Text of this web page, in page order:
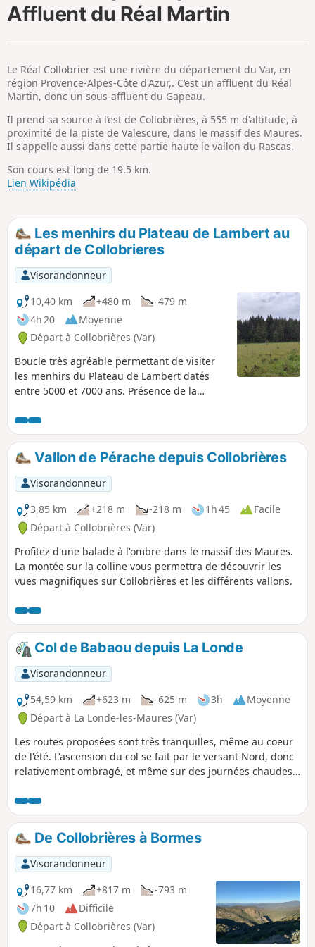
Affluent du Réal Martin
Le Réal Collobrier est une rivière du département du Var, en
région Provence-Alpes-Côte d'Azur,. C’est un affluent du Réal
Martin, donc un sous-affluent du Gapeau.
Il prend sa source à l’est de Collobrières, à 555 m d'altitude, à
proximité de la piste de Valescure, dans le massif des Maures.
Il s'appelle aussi dans cette partie haute le vallon du Rascas.
Son cours est long de 19.5 km.
Lien Wikipédia
Les menhirs du Plateau de Lambert au
départ de Collobrieres
Visorandonneur
10,40 km
+480 m
-479 m
4h 20
Moyenne
Départ à Collobrières (Var)
Boucle très agréable permettant de visiter
les menhirs du Plateau de Lambert datés
entre 5000 et 7000 ans. Présence de la
maison forestière. Cette souche de
châtaignier presque millénaire est attribuée
à Madame de Sévigné qui venait à la ferme
du Plateau Lambert se ressourcer et se
reposer aux pieds des châtaigniers. Celui-ci
a brûlé dans les années 1980.
Vallon de Pérache depuis Collobrières
Visorandonneur
3,85 km
+218 m -218 m 1h 45
Facile
Départ à Collobrières (Var)
Profitez d'une balade à l'ombre dans le massif des Maures.
La montée sur la colline vous permettra de découvrir les
vues magnifiques sur Collobrières et les différents vallons.
Col de Babaou depuis La Londe
Visorandonneur
54,59 km
+623 m -625 m 3h
Moyenne
Départ à La Londe-les-Maures (Var)
Les routes proposées sont très tranquilles, même au coeur
de l'été. L'ascension du col se fait par le versant Nord, donc
relativement ombragé, et même sur des journées chaudes,
vers Borme-les-Mimosas offre des points de vue
magnifiques sur la "grande bleue".
De Collobrières à Bormes
Visorandonneur
16,77 km
+817 m
-793 m
7h 10
Difficile
Départ à Collobrières (Var)